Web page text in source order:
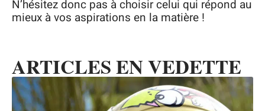
N’hésitez donc pas à choisir celui qui répond au
mieux à vos aspirations en la matière !
ARTICLES EN VEDETTE